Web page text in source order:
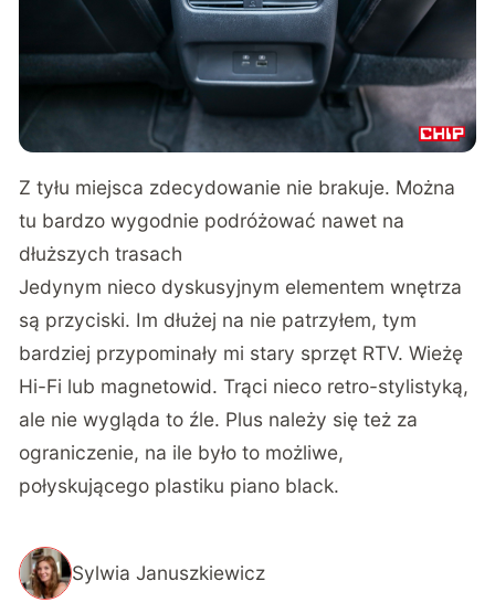
Z tyłu miejsca zdecydowanie nie brakuje. Można
tu bardzo wygodnie podróżować nawet na
dłuższych trasach
Jedynym nieco dyskusyjnym elementem wnętrza
są przyciski. Im dłużej na nie patrzyłem, tym
bardziej przypominały mi stary sprzęt RTV. Wieżę
Hi-Fi lub magnetowid. Trąci nieco retro-stylistyką,
ale nie wygląda to źle. Plus należy się też za
ograniczenie, na ile było to możliwe,
połyskującego plastiku piano black.
Sylwia Januszkiewicz